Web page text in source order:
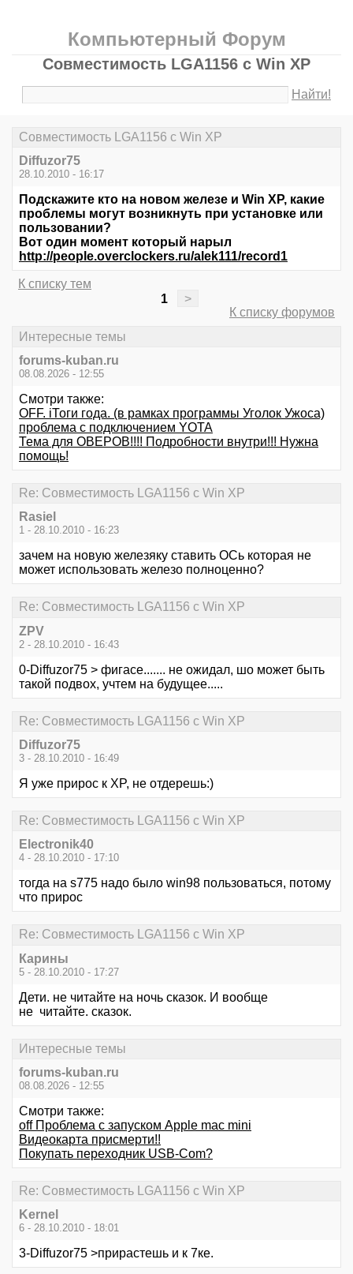
Компьютерный Форум
Совместимость LGA1156 с Win XP
Найти!
Совместимость LGA1156 с Win XP
Diffuzor75
28.10.2010 - 16:17
Подскажите кто на новом железе и Win XP, какие
проблемы могут возникнуть при установке или
пользовании?
Вот один момент который нарыл
http://people.overclockers.ru/alek111/record1
К списку тем
1
>
К списку форумов
Интересные темы
forums-kuban.ru
08.08.2026 - 12:55
Смотри также:
OFF. iТоги года. (в рамках программы Уголок Ужоса)
проблема с подключением YOTA
Тема для ОВЕРОВ!!!! Подробности внутри!!! Нужна
помощь!
Re: Совместимость LGA1156 с Win XP
Rasiel
1 - 28.10.2010 - 16:23
зачем на новую железяку ставить ОСь которая не
может использовать железо полноценно?
Re: Совместимость LGA1156 с Win XP
ZPV
2 - 28.10.2010 - 16:43
0-Diffuzor75 > фигасе....... не ожидал, шо может быть
такой подвох, учтем на будущее.....
Re: Совместимость LGA1156 с Win XP
Diffuzor75
3 - 28.10.2010 - 16:49
Я уже прирос к XP, не отдерешь:)
Re: Совместимость LGA1156 с Win XP
Electronik40
4 - 28.10.2010 - 17:10
тогда на s775 надо было win98 пользоваться, потому
что прирос
Re: Совместимость LGA1156 с Win XP
Карины
5 - 28.10.2010 - 17:27
Дети. не читайте на ночь сказок. И вообще
не читайте. сказок.
Интересные темы
forums-kuban.ru
08.08.2026 - 12:55
Смотри также:
off Проблема с запуском Apple mac mini
Видеокарта присмерти!!
Покупать переходник USB-Com?
Re: Совместимость LGA1156 с Win XP
Kernel
6 - 28.10.2010 - 18:01
3-Diffuzor75 >прирастешь и к 7ке.